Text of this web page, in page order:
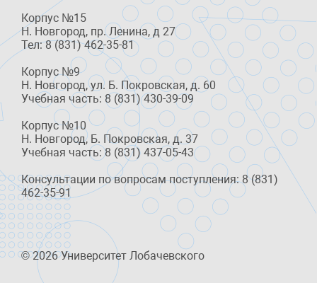
Корпус №15
Н. Новгород, пр. Ленина, д 27
Тел: 8 (831) 462-35-81
Корпус №9
Н. Новгород, ул. Б. Покровская, д. 60
Учебная часть: 8 (831) 430-39-09
Корпус №10
Н. Новгород, Б. Покровская, д. 37
Учебная часть: 8 (831) 437-05-43
Консультации по вопросам поступления: 8 (831)
462-35-91
© 2026 Университет Лобачевского